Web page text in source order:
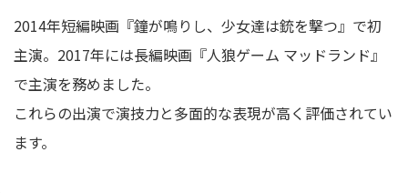
2014年短編映画『鐘が鳴りし、少女達は銃を撃つ』で初
主演。2017年には長編映画『人狼ゲーム マッドランド』
で主演を務めました。
これらの出演で演技力と多面的な表現が高く評価されてい
ます。